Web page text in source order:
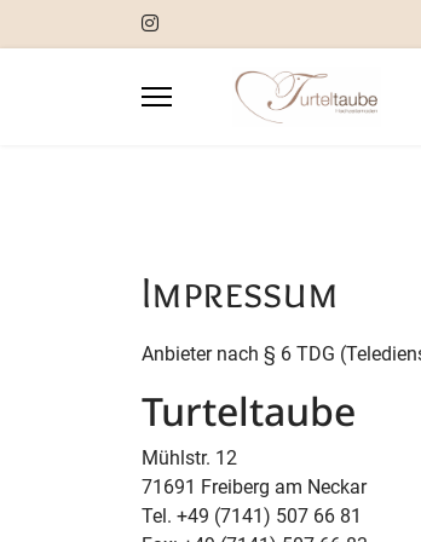
Impressum
Anbieter nach § 6 TDG
Turteltaube
Mühlstr. 12
71691 Freiberg am Neckar
Tel. +49 (7141) 507 66 81